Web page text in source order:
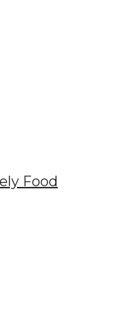
Food